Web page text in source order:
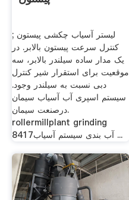
لیستر آسیاب چکشی پیستون ;
کنترل سرعت پیستون بالابر. در
یک مدار ساده سیلندر بالابر، سه
موقعیت برای استقرار شیر کنترل
دبی نسبت به سیلندر وجود.
سیستم اسپری آب آسیاب سیمان
درصنعت سیمان.
rollermillplant grinding
8417آب بندی سیستم آسیاب ...